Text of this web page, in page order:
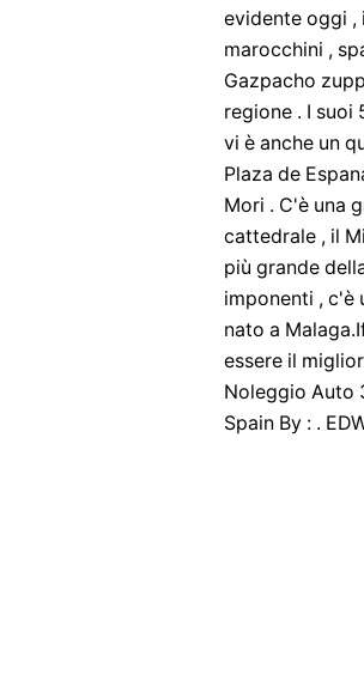
evidente oggi ,
marocchini ,
Gazpacho
regione . I
vi è anche un
Plaza de
Mori . C'è una
cattedrale , il
più grande
imponenti , c'è
nato a
essere il
Noleggio Auto
Spain By : .